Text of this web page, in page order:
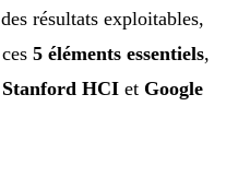
résultats exploitables,
5 éléments essentiels,
Stanford HCI et Google